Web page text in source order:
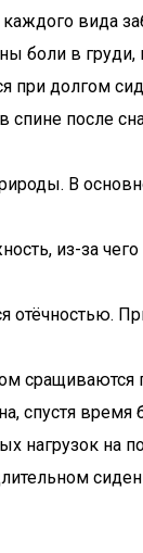
боли в
при долгом
после
В
из-за
спустя время
нагрузок на